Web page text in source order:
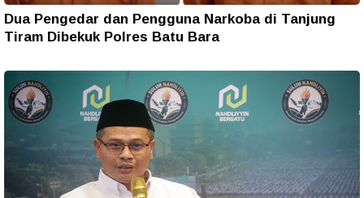
Dua Pengedar dan Pengguna Narkoba di Tanjung
Tiram Dibekuk Polres Batu Bara